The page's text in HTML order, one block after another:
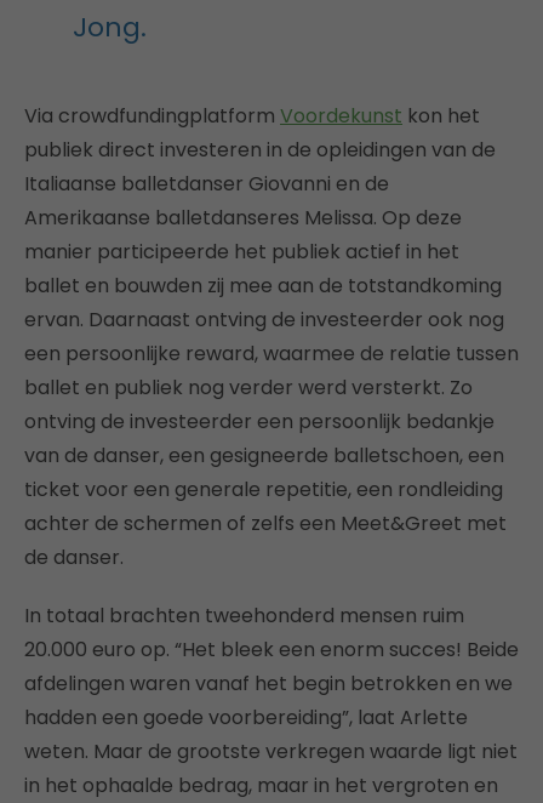
Jong.
Via crowdfundingplatform Voordekunst kon het
publiek direct investeren in de opleidingen van de
Italiaanse balletdanser Giovanni en de
Amerikaanse balletdanseres Melissa. Op deze
manier participeerde het publiek actief in het
ballet en bouwden zij mee aan de totstandkoming
ervan. Daarnaast ontving de investeerder ook nog
een persoonlijke reward, waarmee de relatie tussen
ballet en publiek nog verder werd versterkt. Zo
ontving de investeerder een persoonlijk bedankje
van de danser, een gesigneerde balletschoen, een
ticket voor een generale repetitie, een rondleiding
achter de schermen of zelfs een Meet&Greet met
de danser.
In totaal brachten tweehonderd mensen ruim
20.000 euro op. “Het bleek een enorm succes! Beide
afdelingen waren vanaf het begin betrokken en we
hadden een goede voorbereiding”, laat Arlette
weten. Maar de grootste verkregen waarde ligt niet
in het ophaalde bedrag, maar in het vergroten en